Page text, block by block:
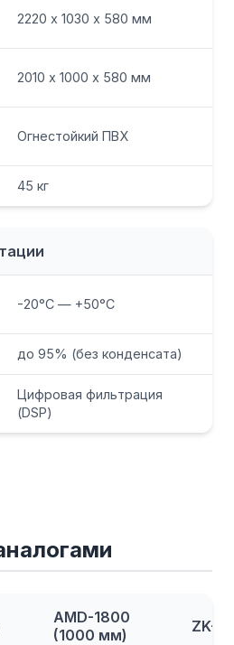
2220 х 1030 х 580 мм
2010 х 1000 х 580 мм
Огнестойкий ПВХ
45 кг
-20°C — +50°C
до 95% (без конденсата)
Цифровая фильтрация
(DSP)
AMD-1800
(1000 мм)
ZK-